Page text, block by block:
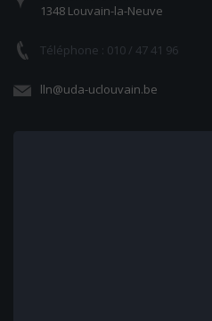
1348 Louvain-la-Neuve
Téléphone : 010 / 47 41 96
lln@uda-uclouvain.be